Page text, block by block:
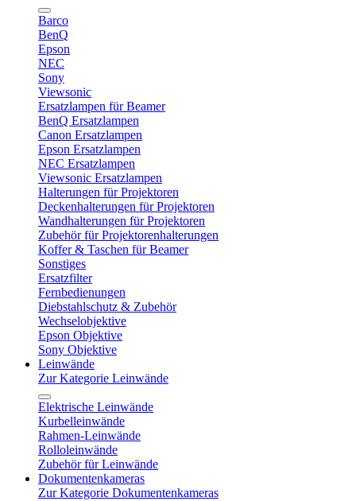
Barco
BenQ
Epson
NEC
Sony
Viewsonic
Ersatzlampen für Beamer
BenQ Ersatzlampen
Canon Ersatzlampen
Epson Ersatzlampen
NEC Ersatzlampen
Viewsonic Ersatzlampen
Halterungen für Projektoren
Deckenhalterungen für Projektoren
Wandhalterungen für Projektoren
Zubehör für Projektorenhalterungen
Koffer & Taschen für Beamer
Sonstiges
Ersatzfilter
Fernbedienungen
Diebstahlschutz & Zubehör
Wechselobjektive
Epson Objektive
Sony Objektive
Leinwände
Zur Kategorie Leinwände
Elektrische Leinwände
Kurbelleinwände
Rahmen-Leinwände
Rolloleinwände
Zubehör für Leinwände
Dokumentenkameras
Zur Kategorie Dokumentenkameras